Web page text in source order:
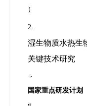
）
2.
湿生物质水热生
关键技术研究
，
国家重点研发计划